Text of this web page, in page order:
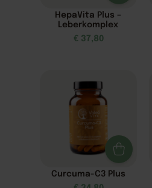
HepaVita Plus –
Leberkomplex
€ 37,80
Curcuma-C3 Plus